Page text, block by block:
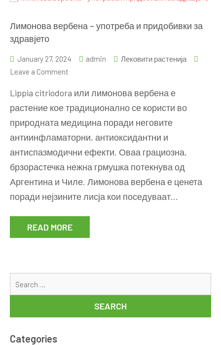
Лимонова вербена – употреба и придобивки за
здравјето
January 27, 2024 admin
Лековити растенија
Leave a Comment
вербена
–
употреба
и
придобивки
здравјето
Lippia citriodora или лимонова вербена е
растение кое традиционално се користи во
природната медицина поради неговите
антиинфламаторни, антиоксидантни и
антиспазмодични ефекти. Оваа грациозна,
брзорастечка нежна грмушка потекнува од
Аргентина и Чиле. Лимонова вербена е ценета
поради нејзините лисја кои поседуваат…
READ MORE
Categories